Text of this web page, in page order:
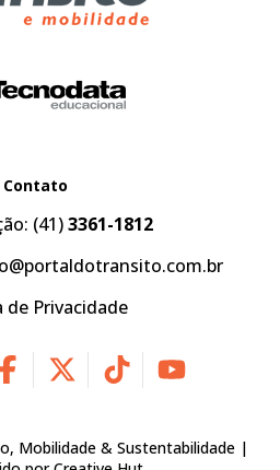
Contato
(41)3361-1812
de Privacidade
Mobilidade & Sustentabilidade |